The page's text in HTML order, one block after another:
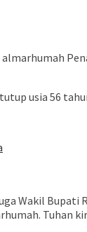
usia 56
Wakil Bupati
Tuhan